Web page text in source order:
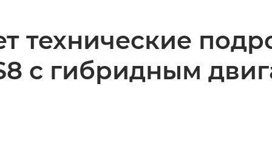
технические
c гибридным